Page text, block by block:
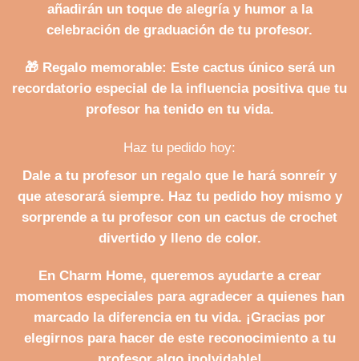
añadirán un toque de alegría y humor a la
celebración de graduación de tu profesor.
🎁 Regalo memorable: Este cactus único será un
recordatorio especial de la influencia positiva que tu
profesor ha tenido en tu vida.
Haz tu pedido hoy:
Dale a tu profesor un regalo que le hará sonreír y
que atesorará siempre. Haz tu pedido hoy mismoy
sorprende a tu profesor con un cactus de crochet
divertido y lleno de color.
En Charm Home, queremos ayudarte a crear
momentos especiales para agradecer a quienes han
marcado la diferencia en tu vida. ¡Gracias por
elegirnos para hacer de este reconocimiento a tu